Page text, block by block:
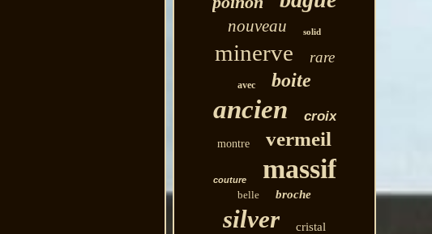
nouveau solid
minerve rare
avec boite
ancien croix
montre vermeil
couture massif
belle broche
silver cristal